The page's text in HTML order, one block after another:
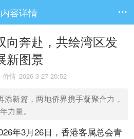
内容详情 
向奔赴，共绘湾区发
新图景
侨情 2026-3-27 20:52
添新篇，两地侨界携手凝聚合力，
力量。
年3月26日，香港客属总会青